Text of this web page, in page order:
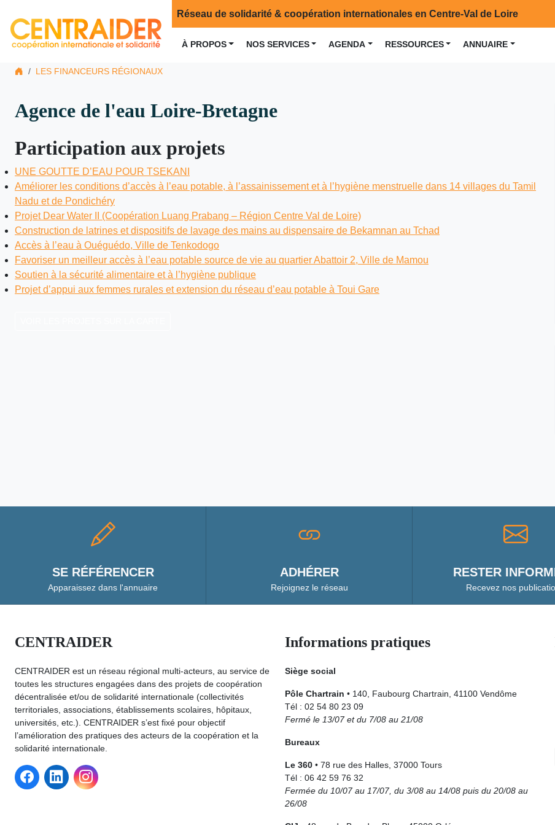
Réseau de solidarité & coopération internationales en Centre-Val de Loire
À PROPOS NOS SERVICES AGENDA RESSOURCES ANNUAIRE
LES FINANCEURS RÉGIONAUX
Agence de l'eau Loire-Bretagne
Participation aux projets
UNE GOUTTE D’EAU POUR TSEKANI
Améliorer les conditions d’accès à l’eau potable, à l’assainissement et à l’hygiène menstruelle dans 14 villages du Tamil
Nadu et de Pondichéry
Projet Dear Water II (Coopération Luang Prabang – Région Centre Val de Loire)
Construction de latrines et dispositifs de lavage des mains au dispensaire de Bekamnan au Tchad
Accès à l’eau à Ouéguédo, Ville de Tenkodogo
Favoriser un meilleur accès à l’eau potable source de vie au quartier Abattoir 2, Ville de Mamou
Soutien à la sécurité alimentaire et à l’hygiène publique
Projet d’appui aux femmes rurales et extension du réseau d’eau potable à Toui Gare
SE RÉFÉRENCER
Apparaissez dans l'annuaire
ADHÉRER
Rejoignez le réseau
RESTER
Recevez nos
CENTRAIDER
CENTRAIDER est un réseau régional multi-acteurs, au service de
toutes les structures engagées dans des projets de coopération
décentralisée et/ou de solidarité internationale (collectivités
territoriales, associations, établissements scolaires, hôpitaux,
universités, etc.). CENTRAIDER s’est fixé pour objectif
l’amélioration des pratiques des acteurs de la coopération et la
solidarité internationale.
Informations pratiques
Siège social
Pôle Chartrain • 140, Faubourg Chartrain, 41100 Vendôme
Tél : 02 54 80 23 09
Fermé le 13/07 et du 7/08 au 21/08
Bureaux
Le 360 • 78 rue des Halles, 37000 Tours
Tél : 06 42 59 76 32
Fermée du 10/07 au 17/07, du 3/08 au 14/08 puis du 20/08 au
26/08